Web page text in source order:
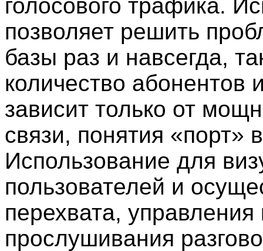
голосового трафика.
позволяет решить
базы раз и навсегда,
количество абонентов
зависит только от
связи, понятия «порт»
Использование для
пользователей и
перехвата,
прослушивания